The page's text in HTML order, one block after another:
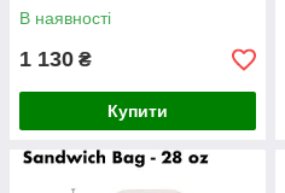
В наявності
1 130 ₴
Купити